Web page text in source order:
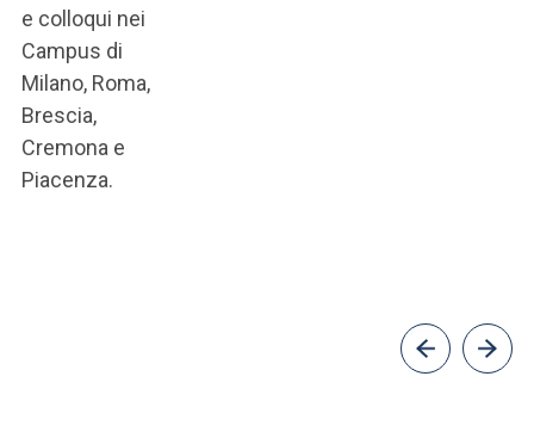
e colloqui nei
Campus di
Milano, Roma,
Brescia,
Cremona e
Piacenza.